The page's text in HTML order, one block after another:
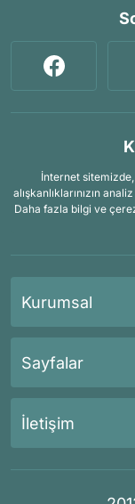
İnternet
alışkanlıklarınızın
Daha fazla bilgi ve
Kurumsal
Sayfalar
İletişim